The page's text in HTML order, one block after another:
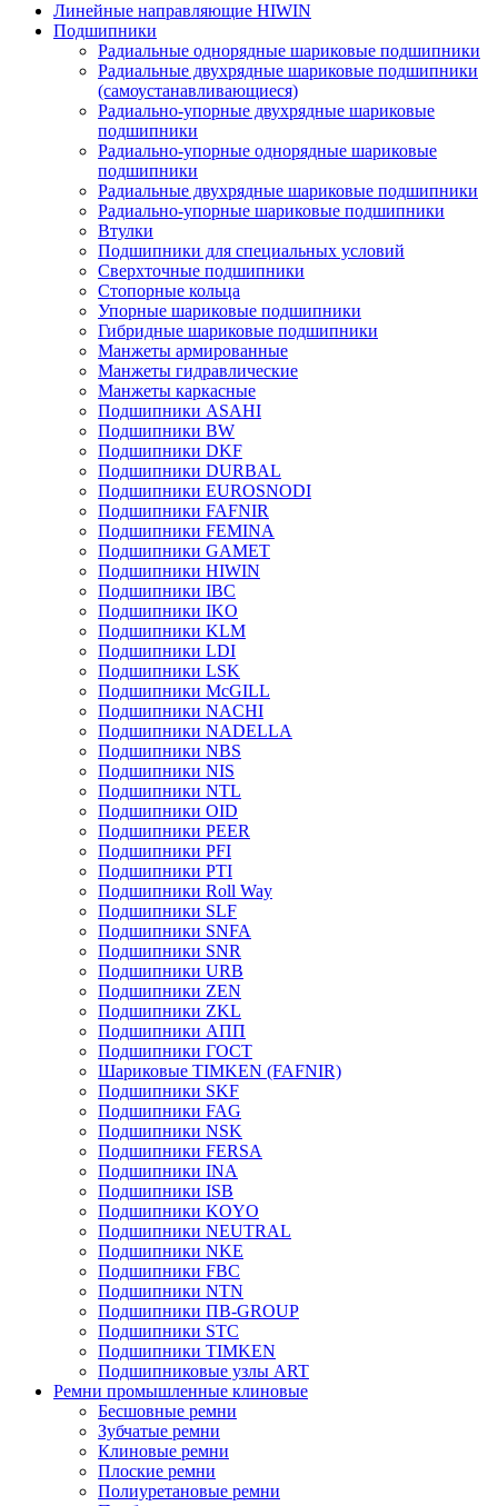
Линейные направляющие HIWIN
Подшипники
Радиальные однорядные шариковые подшипники
Радиальные двухрядные шариковые подшипники
(самоустанавливающиеся)
Радиально-упорные двухрядные шариковые
подшипники
Радиально-упорные однорядные шариковые
подшипники
Радиальные двухрядные шариковые подшипники
Радиально-упорные шариковые подшипники
Втулки
Подшипники для специальных условий
Сверхточные подшипники
Стопорные кольца
Упорные шариковые подшипники
Гибридные шариковые подшипники
Манжеты армированные
Манжеты гидравлические
Манжеты каркасные
Подшипники ASAHI
Подшипники BW
Подшипники DKF
Подшипники DURBAL
Подшипники EUROSNODI
Подшипники FAFNIR
Подшипники FEMINA
Подшипники GAMET
Подшипники HIWIN
Подшипники IBC
Подшипники IKO
Подшипники KLM
Подшипники LDI
Подшипники LSK
Подшипники McGILL
Подшипники NACHI
Подшипники NADELLA
Подшипники NBS
Подшипники NIS
Подшипники NTL
Подшипники OID
Подшипники PEER
Подшипники PFI
Подшипники PTI
Подшипники Roll Way
Подшипники SLF
Подшипники SNFA
Подшипники SNR
Подшипники URB
Подшипники ZEN
Подшипники ZKL
Подшипники АПП
Подшипники ГОСТ
Шариковые ТІMKEN (FAFNIR)
Подшипники SKF
Подшипники FAG
Подшипники NSK
Подшипники FERSA
Подшипники INA
Подшипники ISB
Подшипники KOYO
Подшипники NEUTRAL
Подшипники NKE
Подшипники FBC
Подшипники NTN
Подшипники ПВ-GROUP
Подшипники STC
Подшипники TIMKEN
Подшипниковые узлы ART
Ремни промышленные клиновые
Бесшовные ремни
Зубчатые ремни
Клиновые ремни
Плоские ремни
Полиуретановые ремни